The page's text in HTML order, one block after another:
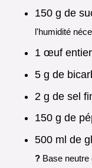
150 g de
l'humidité
1 œuf
5 g de
2 g de sel
150 g de
500 ml de
? Base